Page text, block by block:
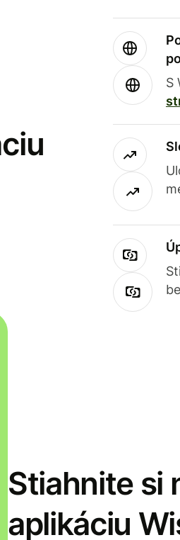
S
Stiahnite si
aplikáciu